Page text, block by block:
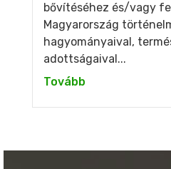
bővítéséhez és/vagy
Magyarország
hagyományaival,
adottságaival...
Tovább